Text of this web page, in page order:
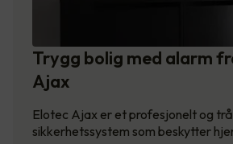
Trygg bolig med alarm
Ajax
Elotec Ajax er et profesjonelt og
sikkerhetssystem som beskytter